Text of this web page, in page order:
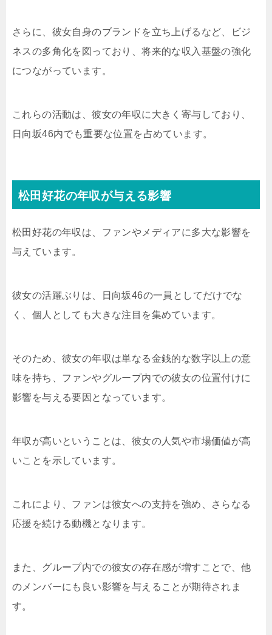
さらに、彼女自身のブランドを立ち上げるなど、ビジ
ネスの多角化を図っており、将来的な収入基盤の強化
につながっています。
これらの活動は、彼女の年収に大きく寄与しており、
日向坂46内でも重要な位置を占めています。
松田好花の年収が与える影響
松田好花の年収は、ファンやメディアに多大な影響を
与えています。
彼女の活躍ぶりは、日向坂46の一員としてだけでな
く、個人としても大きな注目を集めています。
そのため、彼女の年収は単なる金銭的な数字以上の意
味を持ち、ファンやグループ内での彼女の位置付けに
影響を与える要因となっています。
年収が高いということは、彼女の人気や市場価値が高
いことを示しています。
これにより、ファンは彼女への支持を強め、さらなる
応援を続ける動機となります。
また、グループ内での彼女の存在感が増すことで、他
のメンバーにも良い影響を与えることが期待されま
す。